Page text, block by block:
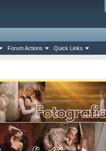
Forum Actions Quick Links